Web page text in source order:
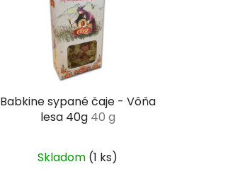
u
Babkine sypané čaje - Vôňa
lesa 40g 40 g
Skladom (1 ks)